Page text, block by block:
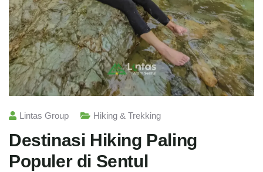
Lintas Group Hiking & Trekking
Destinasi Hiking Paling
Populer di Sentul